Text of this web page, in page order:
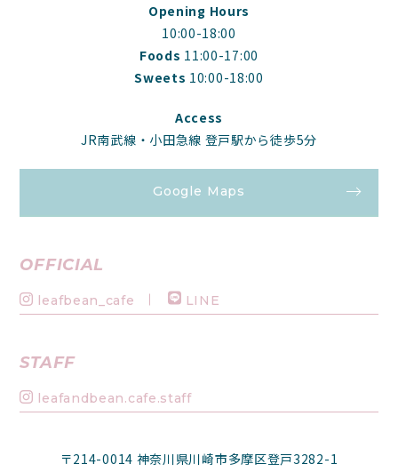
Opening Hours
10:00-18:00
Foods 11:00-17:00
Sweets 10:00-18:00
Access
JR南武線・小田急線 登戸駅から徒歩5分
Google Maps
OFFICIAL
leafbean_cafe LINE
STAFF
leafandbean.cafe.staff
〒214-0014 神奈川県川崎市多摩区登戸3282-1